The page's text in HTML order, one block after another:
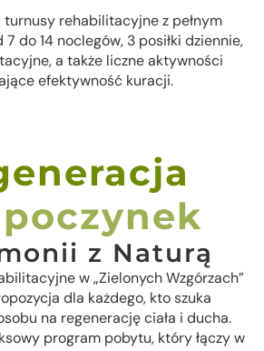
turnusy rehabilitacyjne z pełnym
7 do 14 noclegów, 3 posiłki dziennie,
a także liczne aktywności
efektywność kuracji.
z Naturą
w „Zielonych Wzgórzach”
dla każdego, kto szuka
na regenerację ciała i ducha.
program pobytu, który łączy w